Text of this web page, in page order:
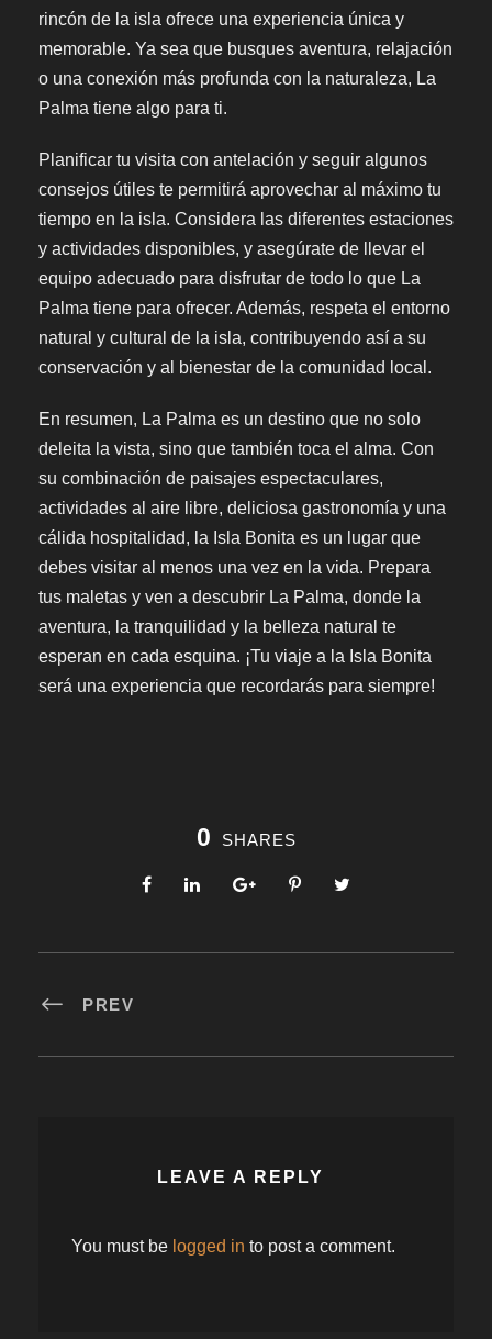
rincón de la isla ofrece una experiencia única y
memorable. Ya sea que busques aventura, relajación
o una conexión más profunda con la naturaleza, La
Palma tiene algo para ti.
Planificar tu visita con antelación y seguir algunos
consejos útiles te permitirá aprovechar al máximo tu
tiempo en la isla. Considera las diferentes estaciones
y actividades disponibles, y asegúrate de llevar el
equipo adecuado para disfrutar de todo lo que La
Palma tiene para ofrecer. Además, respeta el entorno
natural y cultural de la isla, contribuyendo así a su
conservación y al bienestar de la comunidad local.
En resumen, La Palma es un destino que no solo
deleita la vista, sino que también toca el alma. Con
su combinación de paisajes espectaculares,
actividades al aire libre, deliciosa gastronomía y una
cálida hospitalidad, la Isla Bonita es un lugar que
debes visitar al menos una vez en la vida. Prepara
tus maletas y ven a descubrir La Palma, donde la
aventura, la tranquilidad y la belleza natural te
esperan en cada esquina. ¡Tu viaje a la Isla Bonita
será una experiencia que recordarás para siempre!
0 SHARES
PREV
LEAVE A REPLY
You must be logged in to post a comment.